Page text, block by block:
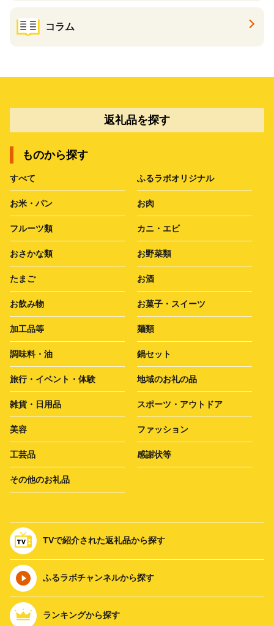
コラム
返礼品を探す
ものから探す
すべて ふるラボオリジナル
お米・パン お肉
フルーツ類 カニ・エビ
おさかな類 お野菜類
たまご お酒
お飲み物 お菓子・スイーツ
加工品等 麺類
調味料・油 鍋セット
旅行・イベント・体験 地域のお礼の品
雑貨・日用品 スポーツ・アウトドア
美容 ファッション
工芸品 感謝状等
その他のお礼品
TVで紹介された返礼品から探す
ふるラボチャンネルから探す
ランキングから探す